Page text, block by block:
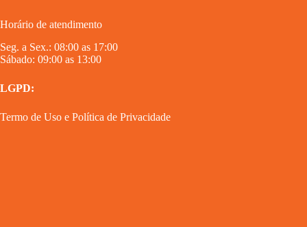
Horário de atendimento
Seg. a Sex.: 08:00 as 17:00
Sábado: 09:00 as 13:00
LGPD:
Termo de Uso e Política de Privacidade